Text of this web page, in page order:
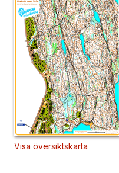
Visa översiktskarta